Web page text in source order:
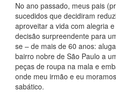
No ano passado, meus pais
sucedidos que decidiram
aproveitar a vida com alegria
decisão surpreendente para
se – de mais de 60 anos:
bairro nobre de São Paulo a
peças de roupa na mala e
onde meu irmão e eu
sabático.